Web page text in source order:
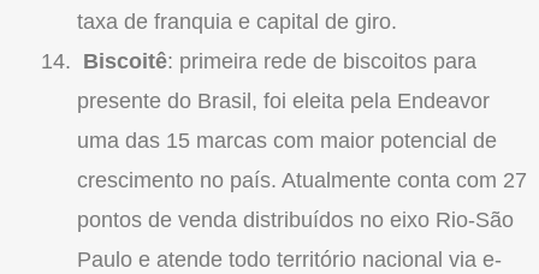
taxa de franquia e capital de giro.
Biscoitê: primeira rede de biscoitos para
presente do Brasil, foi eleita pela Endeavor
uma das 15 marcas com maior potencial de
crescimento no país. Atualmente conta com 27
pontos de venda distribuídos no eixo Rio-São
Paulo e atende todo território nacional via e-